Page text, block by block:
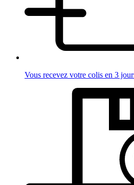
Vous recevez votre colis en 3